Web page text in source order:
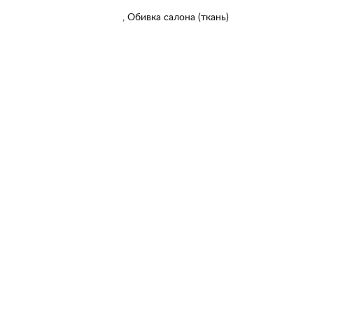
, Обивка салона (ткань)